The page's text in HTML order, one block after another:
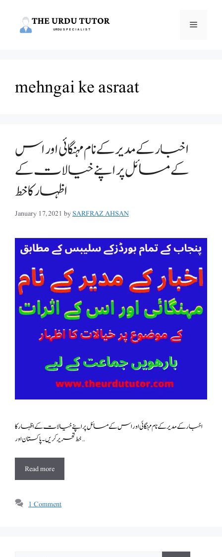
Menu
mehngai ke asraat
اخبار کے مدیر کے نام مہنگائی اور اس
کے مسائل پر اپنے خیالات کے
اظہار کا خط
January 17, 2021 bySARFRAZ AHSAN
اخبار کے مدیر کے نام مہنگائی اور اس کے مسائل پر اپنے خیالات کے اظہار کا
خط تحریر کریں۔پاکستان اور …
Read more
1 Comment